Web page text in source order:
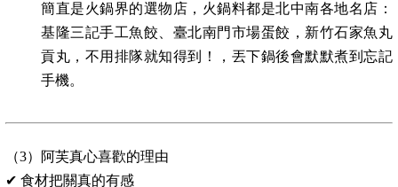
簡直是火鍋界的選物店，火鍋料都是北中南各地名店：
基隆三記手工魚餃、臺北南門市場蛋餃，新竹石家魚丸
貢丸，不用排隊就知得到！，丟下鍋後會默默煮到忘記
手機。
（3）阿芙真心喜歡的理由
✔ 食材把關真的有感